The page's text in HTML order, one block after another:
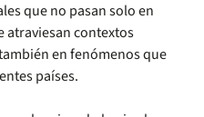
que no pasan solo en
atraviesan contextos
en fenómenos que
países.